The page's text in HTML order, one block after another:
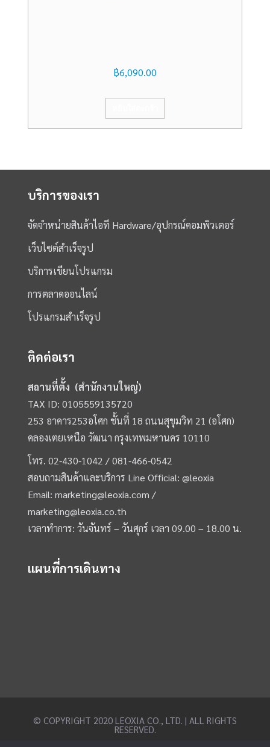
฿6,090.00
บริการของเรา
จัดจำหน่ายสินค้าไอที Hardware/อุปกรณ์คอมพิวเตอร์
เว็บไซต์สำเร็จรูป
บริการเขียนโปรแกรม
การตลาดออนไลน์
โปรแกรมสำเร็จรูป
ติดต่อเรา
สถานที่ตั้ง (สำนักงานใหญ่)
TAX ID: 0105559135720
253 อาคาร253อโศก ชั้นที่ 18 ถนนสุขุมวิท 21 (อโศก)
คลองเตยเหนือ วัฒนา กรุงเทพมหานคร 10110
โทร.02-430-1042 /081-466-0542
สอบถามสินค้าและบริการ Line Official:@leoxia
Email:marketing@leoxia.com /
marketing@leoxia.co.th
เวลาทำการ: วันจันทร์ – วันศุกร์ เวลา 09.00 – 18.00 น.
แผนที่การเดินทาง
© COPYRIGHT 2020 LEOXIA CO., LTD. | ALL RIGHTS
RESERVED.